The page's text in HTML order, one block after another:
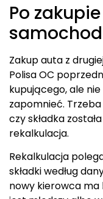
Po
Zakup auta z
Polisa OC
kupującego, ale
zapomnieć.
czy składka
rekalkulacja.
Rekalkulacja
składki według
nowy kierowca